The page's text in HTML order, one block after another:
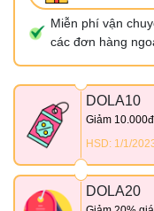
Miễn phí vận
các đơn hàng
DOLA10
Giảm
HSD: 1/1/
DOLA20